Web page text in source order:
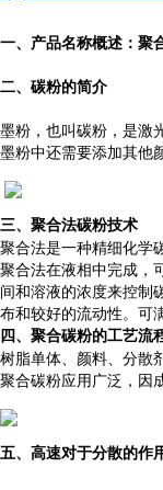
一、产品名称概述： 聚
二、碳粉的简介
墨粉，也叫碳粉，是激
墨粉中还需要添加其他
三、 聚合法碳粉技术
聚合法是一种精细化学
聚合法在液相中完成，
间和溶液的浓度来控制
布和较好的流动性。可
四、 聚合碳粉的工艺流
树脂单体、颜料、分散
聚合碳粉应用广泛，因
五、高速对于分散的作